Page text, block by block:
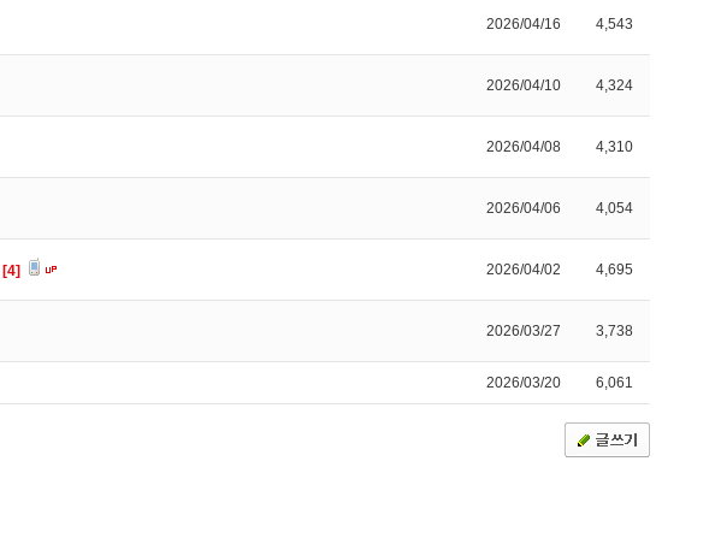
2026/04/16 4,543
2026/04/10 4,324
2026/04/08 4,310
2026/04/06 4,054
[4] 2026/04/02 4,695
2026/03/27 3,738
2026/03/20 6,061